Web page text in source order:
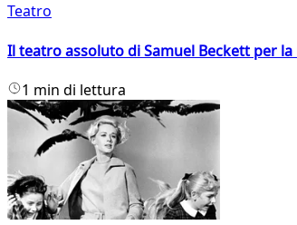
Teatro
Il teatro assoluto di Samuel Beckett per
1 min di lettura